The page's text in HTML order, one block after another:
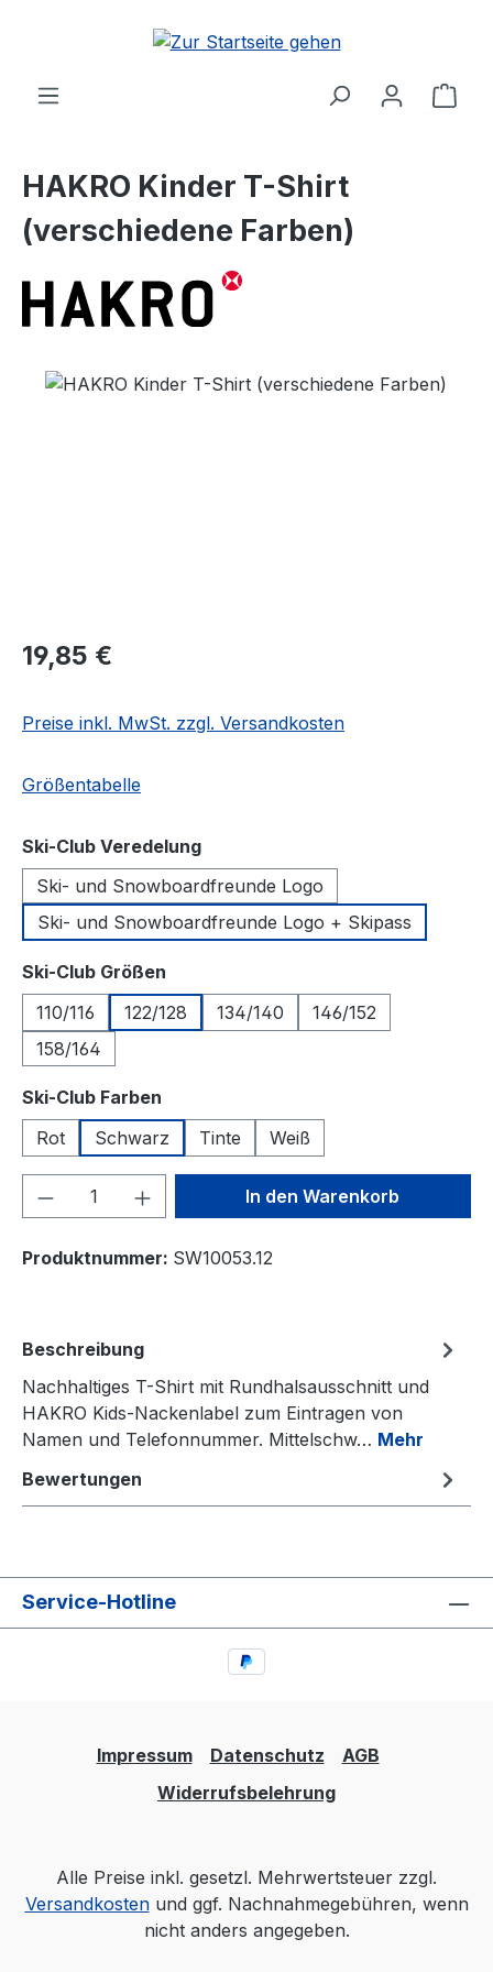
Zum Hauptinhalt springen
HAKRO Kinder T-Shirt
(verschiedene Farben)
Bildergalerie überspringen
Regulärer Preis:
19,85 €
Preise inkl. MwSt. zzgl. Versandkosten
Größentabelle
Ski-Club Veredelungauswählen
Ski- und Snowboardfreunde Logo
Ski- und Snowboardfreunde Logo + Skipass
Ski-Club Größen
110/116
122/128 134/140
146/152
158/164
Ski-Club Farben
Rot
Schwarz Tinte Weiß
Produkt Anzahl: Gib denIn den Warenkorb
Produktnummer: SW10053.12
Beschreibung
Nachhaltiges T-Shirt mit Rundhalsausschnitt und
HAKRO Kids-Nackenlabel zum Eintragen von
Namen und Telefonnummer. Mittelschw… Mehr
Bewertungen
Service-Hotline
Impressum Datenschutz
AGB
Widerrufsbelehrung
Alle Preise inkl. gesetzl. Mehrwertsteuer zzgl.
Versandkostenund ggf. Nachnahmegebühren, wenn
nicht anders angegeben.